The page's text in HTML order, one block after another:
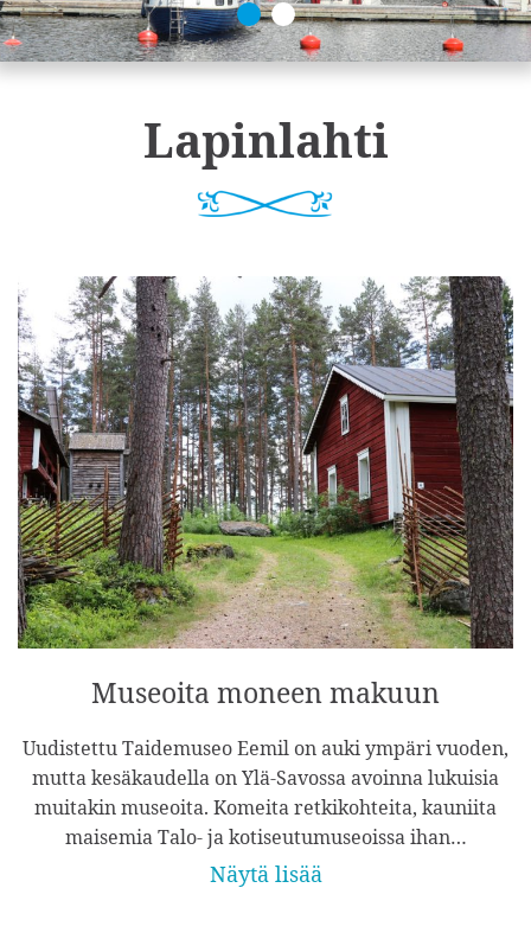
Lapinlahti
Museoita moneen makuun
Uudistettu Taidemuseo Eemil on auki ympäri vuoden,
mutta kesäkaudella on Ylä-Savossa avoinna lukuisia
muitakin museoita. Komeita retkikohteita, kauniita
maisemia Talo- ja kotiseutumuseoissa ihan…
Näytä lisää